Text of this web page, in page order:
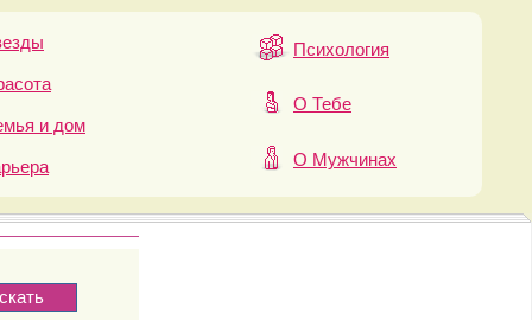
и дом
Психология
О Тебе
О Мужчинах